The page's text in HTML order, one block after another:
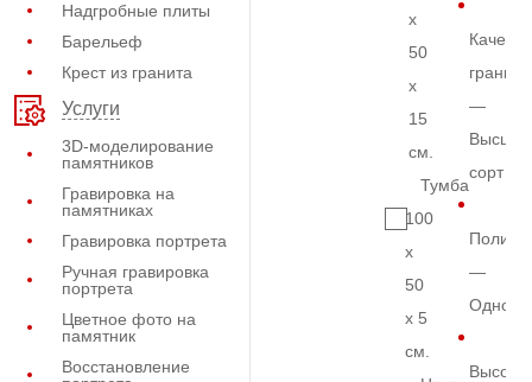
Надгробные плиты
Барельеф
Крест из гранита
Услуги
3D-моделирование
памятников
Гравировка на
памятниках
Гравировка портрета
Ручная гравировка
портрета
Цветное фото на
памятник
Восстановление
x
50
x
15
см.
Тумба
100
x
50
x 5
см.
гранита
—
Высший
сорт
—
Высота